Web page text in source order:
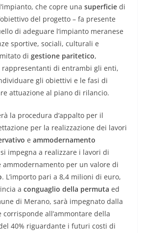
che copre una superficie di
del progetto – fa presente
di adeguare l’impianto meranese
sportive, sociali, culturali e
di gestione paritetico,
rappresentanti di entrambi gli enti,
gli obiettivi e le fasi di
attuazione al piano di rilancio.
la procedura d’appalto per il
per la realizzazione dei lavori
e ammodernamento
impegna a realizzare i lavori di
per un valore di
. L’importo pari a 8,4 milioni di euro,
a conguaglio della permuta ed
di Merano, sarà impegnato dalla
corrisponde all’ammontare della
40% riguardante i futuri costi di